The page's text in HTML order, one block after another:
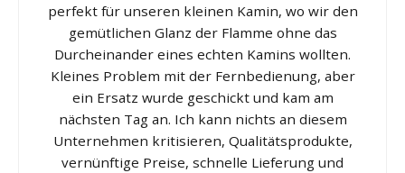
perfekt für unseren kleinen Kamin, wo wir den
gemütlichen Glanz der Flamme ohne das
Durcheinander eines echten Kamins wollten.
Kleines Problem mit der Fernbedienung, aber
ein Ersatz wurde geschickt und kam am
nächsten Tag an. Ich kann nichts an diesem
Unternehmen kritisieren, Qualitätsprodukte,
vernünftige Preise, schnelle Lieferung und